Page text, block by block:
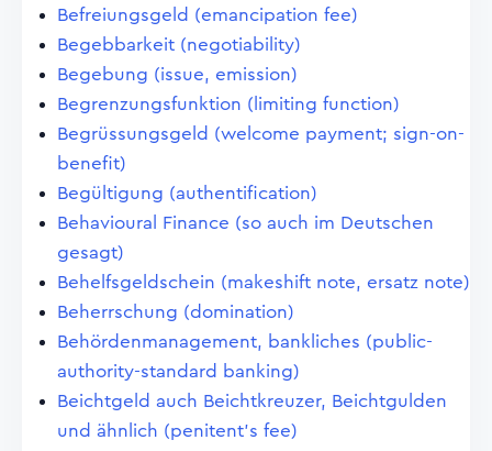
Befreiungsgeld (emancipation fee)
Begebbarkeit (negotiability)
Begebung (issue, emission)
Begrenzungsfunktion (limiting function)
Begrüssungsgeld (welcome payment; sign-on-
benefit)
Begültigung (authentification)
Behavioural Finance (so auch im Deutschen
gesagt)
Behelfsgeldschein (makeshift note, ersatz note)
Beherrschung (domination)
Behördenmanagement, bankliches (public-
authority-standard banking)
Beichtgeld auch Beichtkreuzer, Beichtgulden
und ähnlich (penitent's fee)